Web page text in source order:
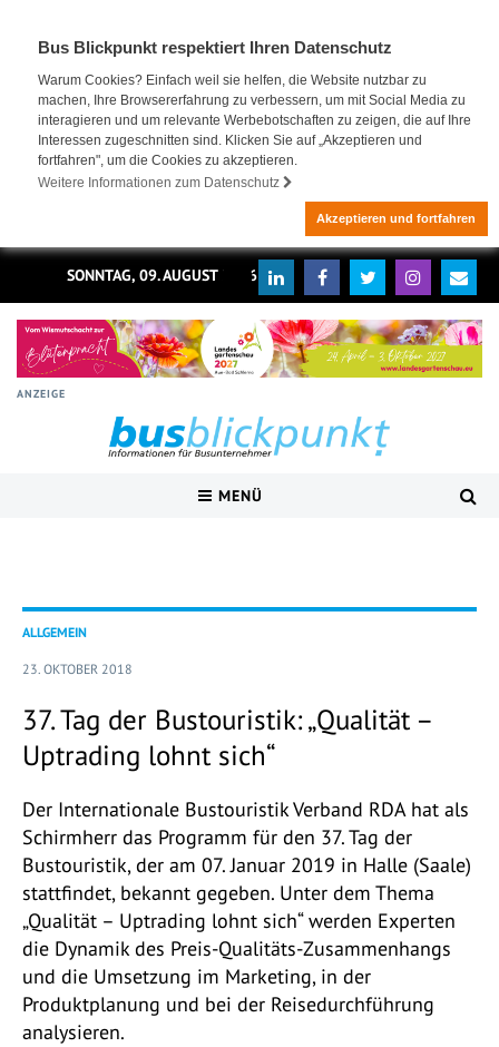
Bus Blickpunkt respektiert Ihren Datenschutz
Warum Cookies? Einfach weil sie helfen, die Website nutzbar zu
machen, Ihre Browsererfahrung zu verbessern, um mit Social Media zu
interagieren und um relevante Werbebotschaften zu zeigen, die auf Ihre
Interessen zugeschnitten sind. Klicken Sie auf „Akzeptieren und
fortfahren", um die Cookies zu akzeptieren.
Weitere Informationen zum Datenschutz
Akzeptieren und fortfahren
SONNTAG, 09. AUGUST 2026
ANZEIGE
MENÜ
ALLGEMEIN
23. OKTOBER 2018
37. Tag der Bustouristik: „Qualität –
Uptrading lohnt sich“
Der Internationale Bustouristik Verband RDA hat als
Schirmherr das Programm für den 37. Tag der
Bustouristik, der am 07. Januar 2019 in Halle (Saale)
stattfindet, bekannt gegeben. Unter dem Thema
„Qualität – Uptrading lohnt sich“ werden Experten
die Dynamik des Preis-Qualitäts-Zusammenhangs
und die Umsetzung im Marketing, in der
Produktplanung und bei der Reisedurchführung
analysieren.